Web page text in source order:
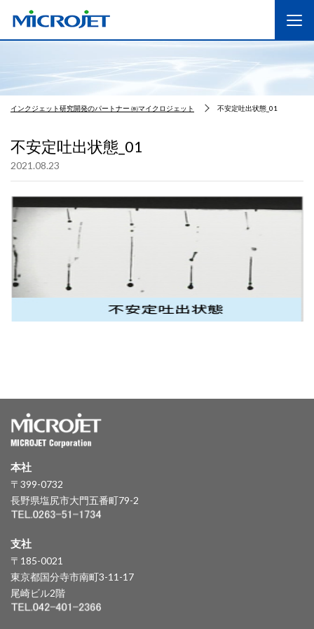
インクジェット研究開発のパートナー ㈱マイクロジェット 不安定吐出状態_01
不安定吐出状態_01
2021.08.23
本社
〒399-0732
長野県塩尻市大門五番町79-2
支社
〒185-0021
東京都国分寺市南町3-11-17
尾崎ビル2階